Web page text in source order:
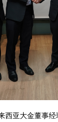
西亚大金董事